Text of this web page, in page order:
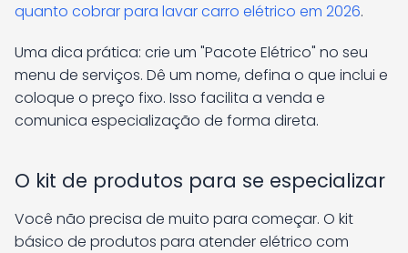
quanto cobrar para lavar carro elétrico em 2026.
Uma dica prática: crie um "Pacote Elétrico" no seu
menu de serviços. Dê um nome, defina o que inclui e
coloque o preço fixo. Isso facilita a venda e
comunica especialização de forma direta.
O kit de produtos para se especializar
Você não precisa de muito para começar. O kit
básico de produtos para atender elétrico com